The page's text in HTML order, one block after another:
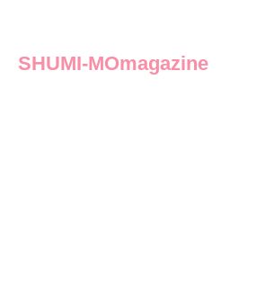
SHUMI-MOmagazine